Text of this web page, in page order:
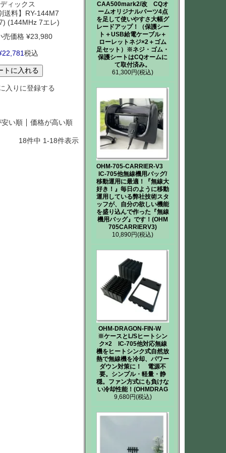
ィックス
送料】RY-144M7
(144MHz 7エレ)
売価格 ¥23,980
22,781税込
トに入れる
入りに登録する
い順 価格が高い順
18件中 1-18件表示
CAA500mark2/改 CQオ
ームオリジナルパーツ4点
を足して使いやすさ大幅グ
レードアップ！（保護シー
ト＋USB給電ケーブル＋
ローレットネジ×2＋ゴム
足セット）※ネジ・ゴム・
保護シートはCQオームに
て取付済み。
61,300円(税込)
OHM-705-CARRIER-V3
IC-705他無線機用バッグ/
移動運用に最適！『無線大
好き！』毎日のように移動
運用している弊社技術スタ
ッフが、自分の欲しい機能
を盛り込んで作った『無線
機用バッグ』です！(OHM
705CARRIERV3)
10,890円(税込)
OHM-DRAGON-FIN-W
※ケースとL/Sヒートシン
ク×2 IC-705他対応無線
機をヒートシンク式自然放
熱で無線機を冷却、パワー
ダウン対策に！ 電源不
要。シンプル・軽量・静
穏。ファン方式にも負けな
い冷却性能！(OHMDRAG
9,680円(税込)